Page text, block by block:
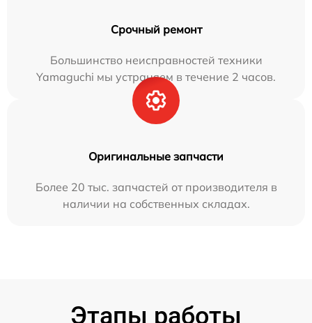
Срочный ремонт
Большинство неисправностей техники
Yamaguchi мы устраняем в течение 2 часов.
Оригинальные запчасти
Более 20 тыс. запчастей от производителя в
наличии на собственных складах.
Этапы работы